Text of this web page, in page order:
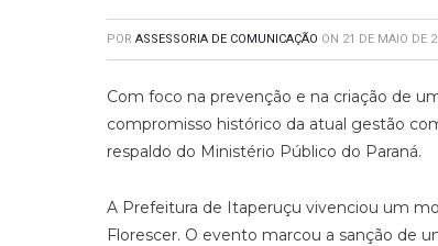
POR ASSESSORIA DE COMUNICAÇÃO ON 21 DE MAIO DE
Com foco na prevenção e na criação de
compromisso histórico da atual gestão
respaldo do Ministério Público do Paraná.
A Prefeitura de Itaperuçu vivenciou um
Florescer. O evento marcou a sanção de